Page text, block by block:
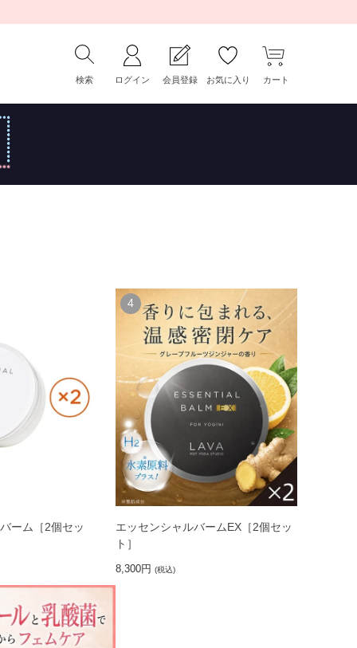
検索 ログイン 会員登録 お気に入り カート
ーム［2個セッ
4
エッセンシャルバームEX［2個セッ
ト］
8,300円 (税込)